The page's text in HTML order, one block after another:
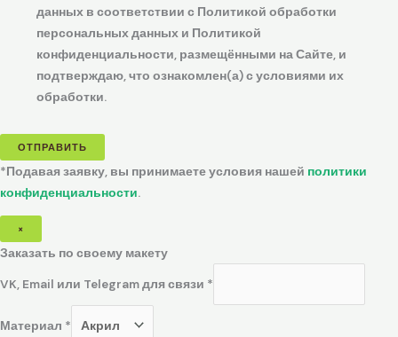
данных в соответствии с Политикой обработки
персональных данных и Политикой
конфиденциальности, размещёнными на Сайте, и
подтверждаю, что ознакомлен(а) с условиями их
обработки.
ОТПРАВИТЬ
*Подавая заявку, вы принимаете условия нашей политики
конфиденциальности.
×
Заказать по своему макету
VK, Email или Telegram для связи *
Материал *